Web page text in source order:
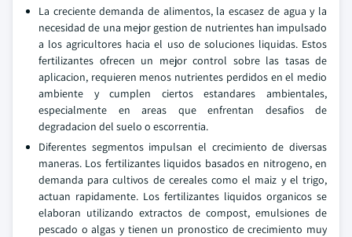
La creciente demanda de alimentos, la escasez de agua y la
necesidad de una mejor gestion de nutrientes han impulsado
a los agricultores hacia el uso de soluciones liquidas. Estos
fertilizantes ofrecen un mejor control sobre las tasas de
aplicacion, requieren menos nutrientes perdidos en el medio
ambiente y cumplen ciertos estandares ambientales,
especialmente en areas que enfrentan desafios de
degradacion del suelo o escorrentia.
Diferentes segmentos impulsan el crecimiento de diversas
maneras. Los fertilizantes liquidos basados en nitrogeno, en
demanda para cultivos de cereales como el maiz y el trigo,
actuan rapidamente. Los fertilizantes liquidos organicos se
elaboran utilizando extractos de compost, emulsiones de
pescado o algas y tienen un pronostico de crecimiento muy